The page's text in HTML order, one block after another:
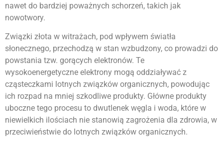
nawet do bardziej poważnych schorzeń, takich jak
nowotwory.
Związki złota w witrażach, pod wpływem światła
słonecznego, przechodzą w stan wzbudzony, co prowadzi do
powstania tzw. gorących elektronów. Te
wysokoenergetyczne elektrony mogą oddziaływać z
cząsteczkami lotnych związków organicznych, powodując
ich rozpad na mniej szkodliwe produkty. Główne produkty
uboczne tego procesu to dwutlenek węgla i woda, które w
niewielkich ilościach nie stanowią zagrożenia dla zdrowia, w
przeciwieństwie do lotnych związków organicznych.